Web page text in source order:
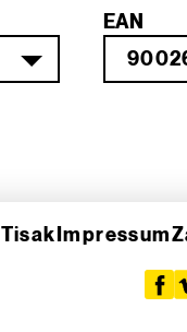
EAN
Tisak Impressum